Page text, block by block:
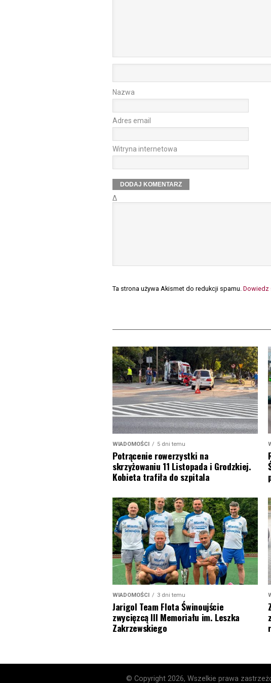
Nazwa
Adres email
Witryna internetowa
Δ
Ta strona używa Akismet do redukcji spamu. Dowiedz
WIADOMOŚCI 5 dni temu
Potrącenie rowerzystki na
skrzyżowaniu 11 Listopada i Grodzkiej.
Kobieta trafiła do szpitala
WIADOMOŚCI 3 dni temu
Jarigol Team Flota Świnoujście
zwycięzcą III Memoriału im. Leszka
Zakrzewskiego
© Copyright 2026, Wszelkie prawa